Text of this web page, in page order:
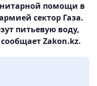
помощи в
сектор Газа.
питьевую воду,
Zakon.kz.